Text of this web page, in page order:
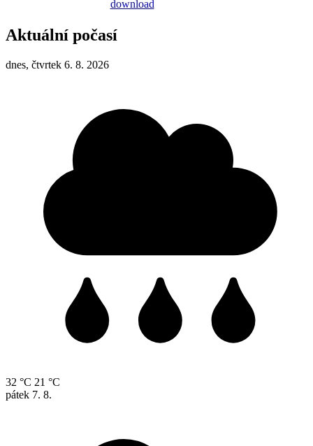
Aktuální počasí
dnes, čtvrtek 6. 8. 2026
32 °C 21 °C
pátek 7. 8.